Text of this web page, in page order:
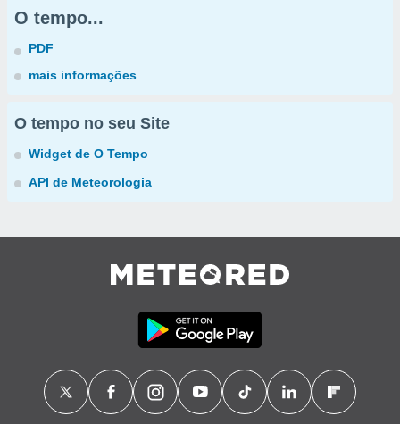
O tempo...
PDF
mais informações
O tempo no seu Site
Widget de O Tempo
API de Meteorologia